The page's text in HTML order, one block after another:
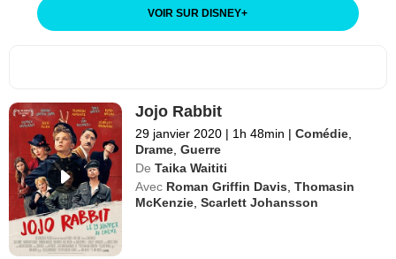
VOIR SUR DISNEY+
Jojo Rabbit
29 janvier 2020 | 1h 48min | Comédie
Drame ,Guerre
De Taika Waititi
Avec Roman Griffin Davis ,Thomasin
McKenzie ,Scarlett Johansson